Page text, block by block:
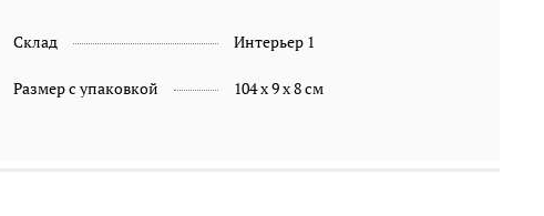
Склад Интерьер 1
Размер с упаковкой 104 х 9 х 8 см